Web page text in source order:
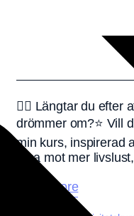
🧜‍♀️ Längtar du efter
drömmer om?⭐️ Vill
min kurs, inspirerad
resa mot mer
Read More